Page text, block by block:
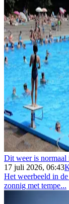
Dit weer is normaal
17 juli 2026, 06:43
Het weerbeeld in
zonnig met tempe...